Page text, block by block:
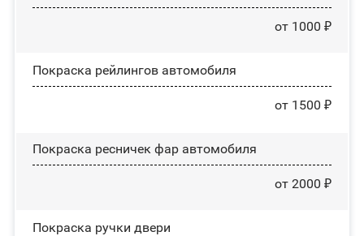
от 1000 ₽
Покраска рейлингов автомобиля
от 1500 ₽
Покраска ресничек фар автомобиля
от 2000 ₽
Покраска ручки двери